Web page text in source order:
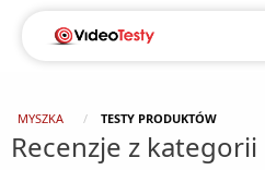
MYSZKA TESTY PRODUKTÓW
Recenzje z kategorii